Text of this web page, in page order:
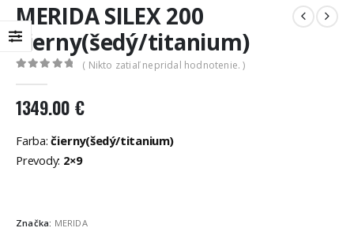
MERIDA SILEX 200
čierny(šedý/titanium)
( Nikto zatiaľ nepridal hodnotenie. )
1349.00 €
Farba:čierny(šedý/titanium)
Prevody: 2×9
Značka: MERIDA